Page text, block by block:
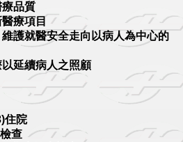
品質
療項目
護就醫安全走向以病人為中心的
延續病人之照顧
住院
查